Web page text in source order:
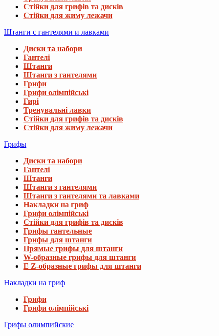
Стійки для грифів та дисків
Стійки для жиму лежачи
Штанги с гантелями и лавками
Диски та набори
Гантелі
Штанги
Штанги з гантелями
Грифи
Грифи олімпійські
Гирі
Тренувальні лавки
Стійки для грифів та дисків
Стійки для жиму лежачи
Грифы
Диски та набори
Гантелі
Штанги
Штанги з гантелями
Штанги з гантелями та лавками
Накладки на гриф
Грифи олімпійські
Стійки для грифів та дисків
Грифы гантельные
Грифы для штанги
Прямые грифы для штанги
W-образные грифы для штанги
E Z-образные грифы для штанги
Накладки на гриф
Грифи
Грифи олімпійські
Грифы олимпийские